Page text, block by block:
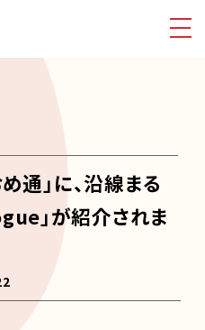
通」に、沿線まる
」が紹介されま